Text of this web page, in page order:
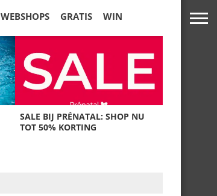
WEBSHOPS GRATIS WIN
SALE BIJ PRÉNATAL: SHOP NU
TOT 50% KORTING